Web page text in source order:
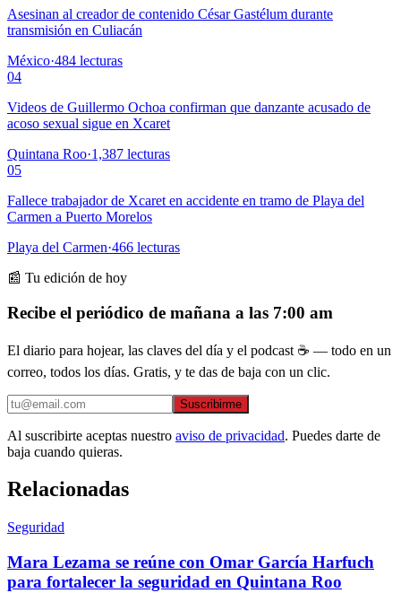
Asesinan al creador de contenido César Gastélum durante
transmisión en Culiacán
México·484 lecturas
04
Videos de Guillermo Ochoa confirman que danzante acusado de
acoso sexual sigue en Xcaret
Quintana Roo·1,387 lecturas
05
Fallece trabajador de Xcaret en accidente en tramo de Playa del
Carmen a Puerto Morelos
Playa del Carmen·466 lecturas
📰 Tu edición de hoy
Recibe el periódico de mañana a las 7:00 am
El diario para hojear, las claves del día y el podcast ☕ — todo en un
correo, todos los días. Gratis, y te das de baja con un clic.
Suscribirme
Al suscribirte aceptas nuestro aviso de privacidad. Puedes darte de
baja cuando quieras.
Relacionadas
Seguridad
Mara Lezama se reúne con Omar García Harfuch
para fortalecer la seguridad en Quintana Roo